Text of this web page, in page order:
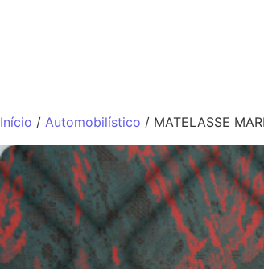
Início / Automobilístico / MATELASSE